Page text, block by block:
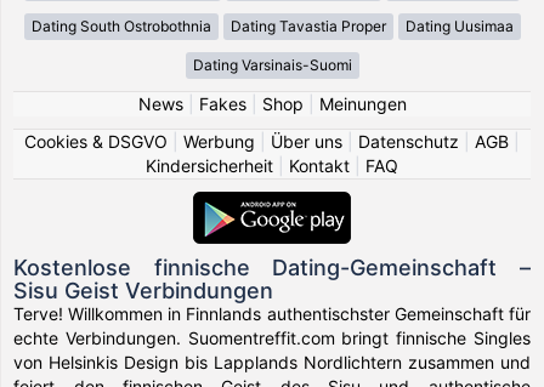
Dating South Ostrobothnia Dating Tavastia Proper Dating Uusimaa
Dating Varsinais-Suomi
News| Fakes| Shop
Meinungen
Cookies & DSGVO
Werbung Über uns Datenschutz AGB
Kindersicherheit
Kontakt FAQ
Kostenlose finnische Dating-Gemeinschaft –
Sisu Geist Verbindungen
Terve! Willkommen in Finnlands authentischster Gemeinschaft für
echte Verbindungen. Suomentreffit.com bringt finnische Singles
von Helsinkis Design bis Lapplands Nordlichtern zusammen und